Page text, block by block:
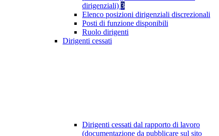
dirigenziali) 3
Elenco posizioni dirigenziali discrezionali
Posti di funzione disponibili
Ruolo dirigenti
Dirigenti cessati
Dirigenti cessati dal rapporto di lavoro
(documentazione da pubblicare sul sito